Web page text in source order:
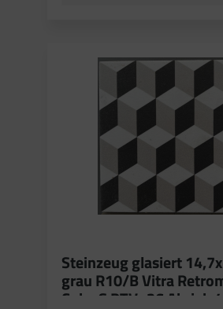
Steinzeug glasiert
grau R10/B Vitra Retromix Cold
Cube S PTV+36 Abrieb 4